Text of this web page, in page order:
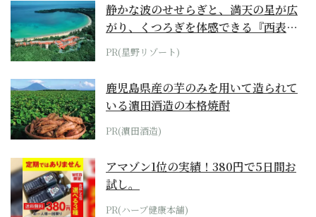
静かな波のせせらぎと、満天の星が広
がり、くつろぎを体感できる『西表島
ホテル by...
PR(星野リゾート)
鹿児島県産の芋のみを用いて造られて
いる濵田酒造の本格焼酎
PR(濵田酒造)
アマゾン1位の実績！380円で5日間お
試し。
PR(ハーブ健康本舗)